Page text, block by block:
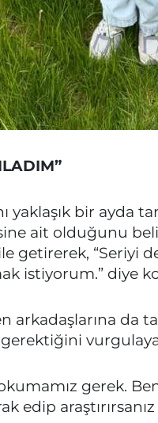
yaklaşık bir ayda
ait olduğunu
getirerek, “Seriyi
istiyorum.” diye
arkadaşlarına da
gerek.
edip